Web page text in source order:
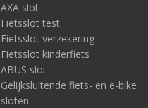
AXA slot
Fietsslot test
Fietsslot verzekering
Fietsslot kinderfiets
ABUS slot
Gelijksluitende fiets- en e-bike
sloten